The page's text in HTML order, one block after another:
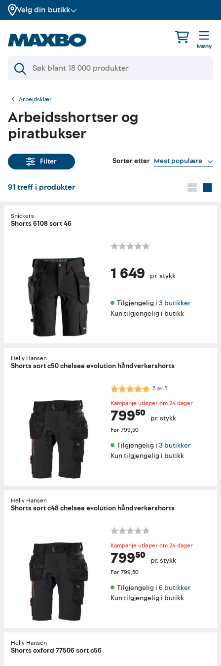
Velg din butikk
Meny
Arbeidsklær
Arbeidsshortser og
piratbukser
Filter Sorter etter Mest populære
91 treff i produkter
Snickers
Shorts 6108 sort 46
1 649 pr. stykk
Tilgjengelig i 3 butikker
Kun tilgjengelig i butikk
Helly Hansen
Shorts sort c50 chelsea evolution håndverkershorts
Karakter: 5.0 av 5 mulige
5av5
Kampanje utløper om 24 dager
799⁵⁰ pr. stykk
Før799,50
Tilgjengelig i 3 butikker
Kun tilgjengelig i butikk
Helly Hansen
Shorts sort c48 chelsea evolution håndverkershorts
Kampanje utløper om 24 dager
799⁵⁰ pr. stykk
Før799,50
Tilgjengelig i 6 butikker
Kun tilgjengelig i butikk
Helly Hansen
Shorts oxford 77506 sort c56